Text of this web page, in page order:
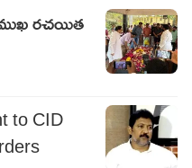
రచయిత
to CID